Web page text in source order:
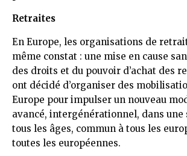
Retraites
En Europe, les organisations de
même constat : une mise en cause
des droits et du pouvoir d’achat des
ont décidé d’organiser des
Europe pour impulser un nouveau
avancé, intergénérationnel, dans une
tous les âges, commun à tous les
toutes les européennes.